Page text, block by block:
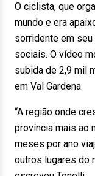
O ciclista, que
mundo e era
sorridente em
sociais. O vídeo
subida de 2,9 mil
em Val Gardena.
“A região onde
província mais ao
meses por ano
outros lugares do